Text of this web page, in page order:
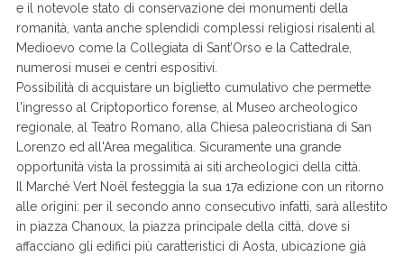
e il notevole stato di conservazione dei monumenti della
romanità, vanta anche splendidi complessi religiosi risalenti al
Medioevo come la Collegiata di Sant’Orso e la Cattedrale,
numerosi musei e centri espositivi.
Possibilità di acquistare un biglietto cumulativo che permette
l'ingresso al Criptoportico forense, al Museo archeologico
regionale, al Teatro Romano, alla Chiesa paleocristiana di San
Lorenzo ed all'Area megalitica. Sicuramente una grande
opportunità vista la prossimità ai siti archeologici della città.
Il Marché Vert Noël festeggia la sua 17a edizione con un ritorno
alle origini: per il secondo anno consecutivo infatti, sarà allestito
in piazza Chanoux, la piazza principale della città, dove si
affacciano gli edifici più caratteristici di Aosta, ubicazione già